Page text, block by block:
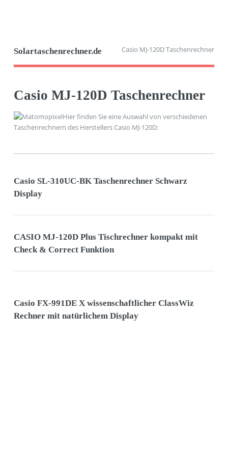
Solartaschenrechner.de Casio MJ-120D Taschenrechner
Casio MJ-120D Taschenrechner
Hier finden Sie eine Auswahl von verschiedenen
Taschenrechnern des Herstellers Casio MJ-120D:
Casio SL-310UC-BK Taschenrechner Schwarz
Display
CASIO MJ-120D Plus Tischrechner kompakt mit
Check & Correct Funktion
Casio FX-991DE X wissenschaftlicher ClassWiz
Rechner mit natürlichem Display